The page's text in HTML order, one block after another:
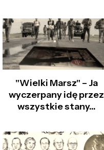
"Wielki Marsz" – Ja
wyczerpany idę przez
wszystkie stany…